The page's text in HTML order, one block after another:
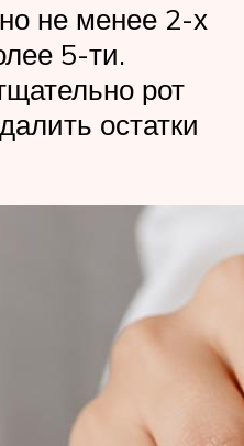
не менее 2-х
5-ти.
рот
остатки